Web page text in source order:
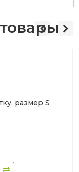
размер S